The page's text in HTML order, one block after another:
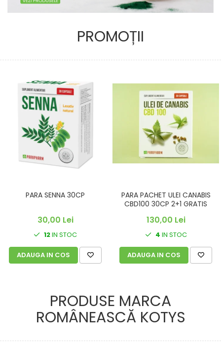
PROMOȚII
PARA SENNA 30CP
30,00 Lei
12IN STOC
ADAUGA IN COS
PARA PACHET ULEI CANABIS
CBD100 30CP 2+1 GRATIS
130,00 Lei
4 IN STOC
ADAUGA IN COS
PRODUSE MARCA
ROMÂNEASCĂ KOTYS